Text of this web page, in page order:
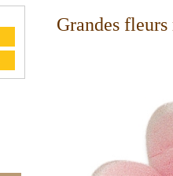
Grandes